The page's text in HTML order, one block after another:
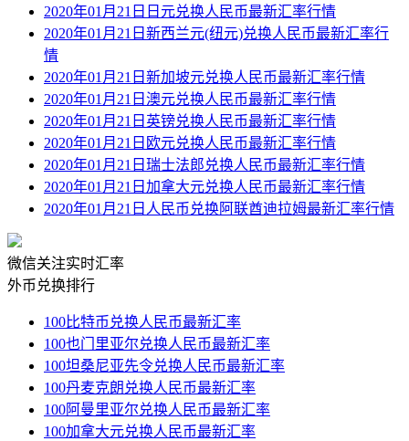
2020年01月21日日元兑换人民币最新汇率行情
2020年01月21日新西兰元(纽元)兑换人民币最新汇率行
情
2020年01月21日新加坡元兑换人民币最新汇率行情
2020年01月21日澳元兑换人民币最新汇率行情
2020年01月21日英镑兑换人民币最新汇率行情
2020年01月21日欧元兑换人民币最新汇率行情
2020年01月21日瑞士法郎兑换人民币最新汇率行情
2020年01月21日加拿大元兑换人民币最新汇率行情
2020年01月21日人民币兑换阿联酋迪拉姆最新汇率行情
微信关注实时汇率
外币兑换排行
100比特币兑换人民币最新汇率
100也门里亚尔兑换人民币最新汇率
100坦桑尼亚先令兑换人民币最新汇率
100丹麦克朗兑换人民币最新汇率
100阿曼里亚尔兑换人民币最新汇率
100加拿大元兑换人民币最新汇率